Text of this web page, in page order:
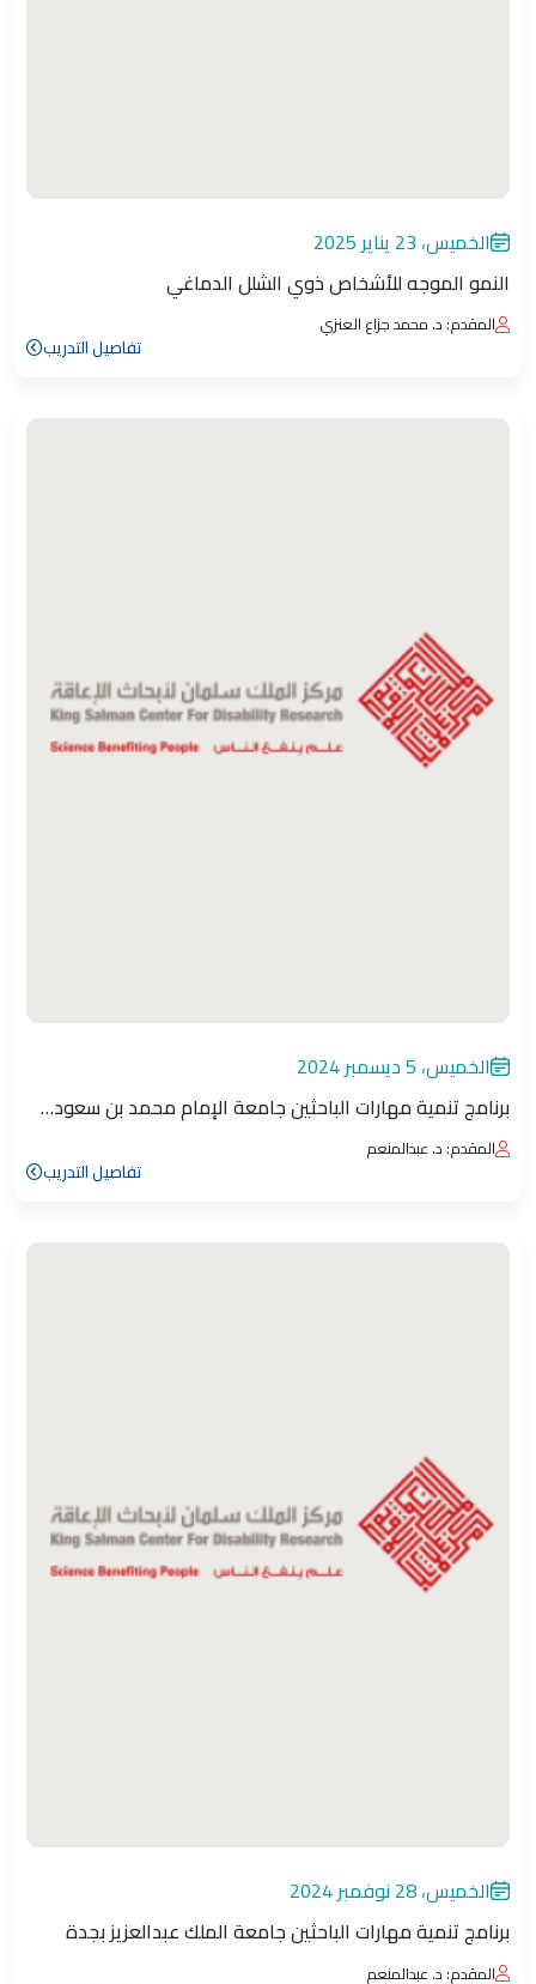
الخميس، 23 يناير 2025
النمو الموجه للأشخاص ذوي الشلل الدماغي
المقدم: د. محمد جزاع العنزي
تفاصيل التدريب
الخميس، 5 ديسمبر 2024
برنامج تنمية مهارات الباحثين جامعة الإمام محمد بن سعود…
المقدم: د. عبدالمنعم
تفاصيل التدريب
الخميس، 28 نوفمبر 2024
برنامج تنمية مهارات الباحثين جامعة الملك عبدالعزيز بجدة
المقدم: د. عبدالمنعم